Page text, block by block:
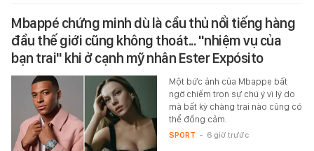
Mbappé chứng minh dù là cầu thủ nổi tiếng hàng
đầu thế giới cũng không thoát... "nhiệm vụ của
bạn trai" khi ở cạnh mỹ nhân Ester Expósito
Một bức ảnh của Mbappe bất
ngờ chiếm trọn sự chú ý vì lý do
mà bất kỳ chàng trai nào cũng có
thể đồng cảm.
SPORT - 6 giờ trước